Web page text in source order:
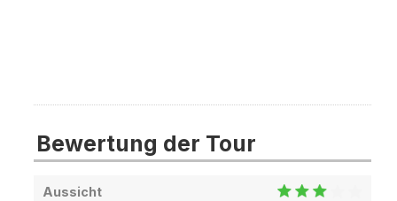
Bewertung der Tour
Aussicht